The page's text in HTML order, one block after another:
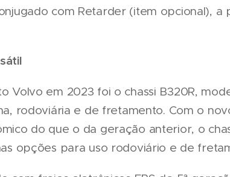
com Retarder (item opcional),
Volvo em 2023 foi o chassi B320R,
rodoviária e de fretamento. Com o
do que o da geração anterior, o
opções para uso rodoviário e de